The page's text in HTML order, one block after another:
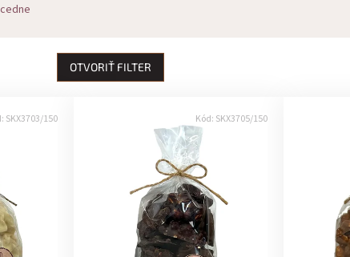
OTVORIŤ FILTER
SKX3703/150 Kód: SKX3705/150